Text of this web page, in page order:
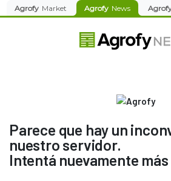
Agrofy Market Agrofy News
Parece que hay un
nuestro servidor.
Intentá nuevamente